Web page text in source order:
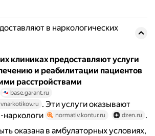
в наркологических
клиниках предоставляют услуги
и реабилитации пациентов
расстройствами
base.garant.ru
. Эти услуги оказывают
наркологи
normativ.kontur.ru dzen.ru .
оказана в амбулаторных условиях,